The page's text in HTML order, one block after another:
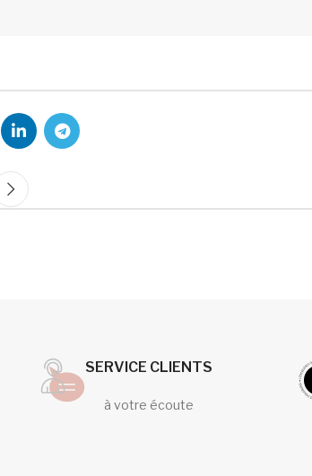
SERVICE CLIENTS
à votre écoute